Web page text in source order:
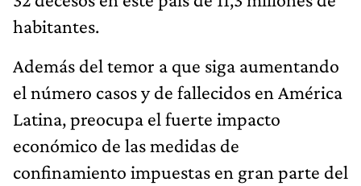
habitantes.
Además del temor a que siga aumentando
el número casos y de fallecidos en América
Latina, preocupa el fuerte impacto
económico de las medidas de
confinamiento impuestas en gran parte del